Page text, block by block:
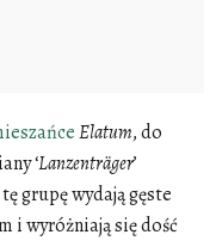
Elatum, do
‘Lanzenträger’
grupę wydają gęste
i wyróżniają się dość